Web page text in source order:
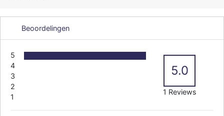
Beoordelingen
5
4
3
2
1
5.0
1 Reviews